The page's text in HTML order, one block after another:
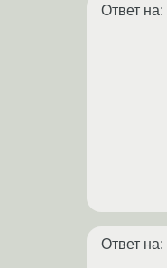
Ответ на:
Ответ на: